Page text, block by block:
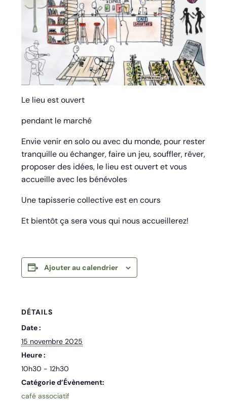
Le lieu est ouvert
pendant le marché
Envie venir en solo ou avec du monde, pour rester
tranquille ou échanger, faire un jeu, souffler, rêver,
proposer des idées, le lieu est ouvert et vous
accueille avec les bénévoles
Une tapisserie collective est en cours
Et bientôt ça sera vous qui nous accueillerez!
Ajouter au calendrier
DÉTAILS
Date :
15 novembre 2025
Heure :
10h30 - 12h30
Catégorie d’Évènement:
café associatif